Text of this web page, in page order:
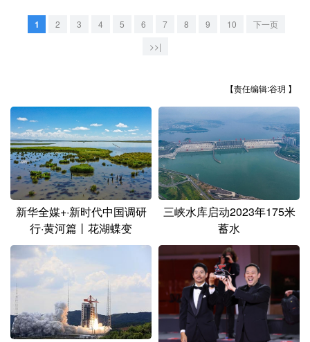
山东 河南 湖北 湖南
西藏
陕西 甘肃 青海 宁夏
新疆 内蒙古 黑龙江
多语种频道
English Español
Русский язык 日本語 한국어
Deutsch Português
1 2 3 4 5 6 7 8 9 10
下一页
>>|
【责任编辑:谷玥 】
新华全媒+·新时代中国调研
行·黄河篇丨花湖蝶变
三峡水库启动2023年175米
蓄水